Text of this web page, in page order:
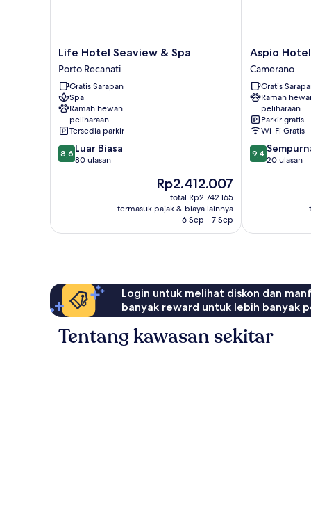
Life
Hotel
Seaview
&
Spa
Porto
Recanati
Life Hotel Seaview & Spa
Porto Recanati
Gratis Sarapan
Spa
Ramah hewan
peliharaan
Tersedia parkir
8.6
dari
8,6 Luar Biasa
80 ulasan
Harga
sekarang
Rp2.412.007
Rp2.412.007
total Rp2.742.165
termasuk pajak & biaya lainnya
6 Sep - 7 Sep
Aspio
Hotel
Camerano
Aspio Hotel
Camerano
Gratis
Ramah
peliharaan
Parkir gratis
Wi-Fi Gratis
9.4
dari
9,4
20 ulasan
Login untuk melihat diskon dan
banyak reward untuk lebih banyak
Tentang kawasan sekitar